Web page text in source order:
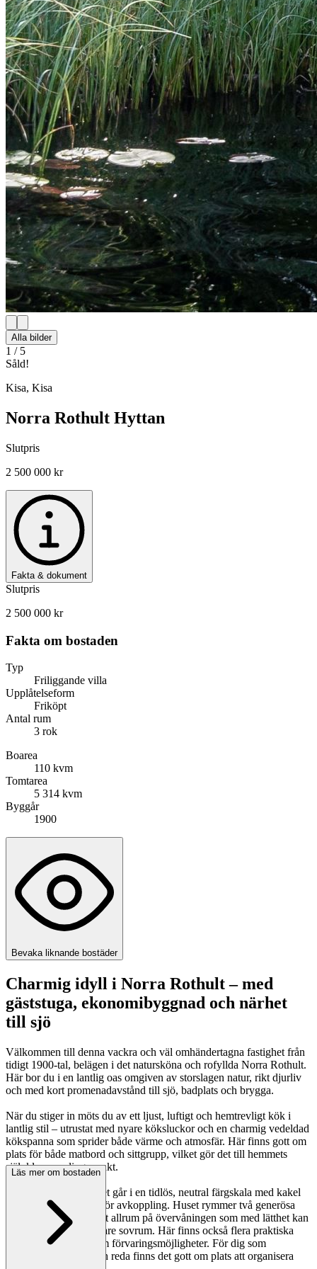
Alla bilder
1 / 5
Såld!
Kisa, Kisa
Norra Rothult Hyttan
Slutpris
2 500 000 kr
Fakta & dokument
Slutpris
2 500 000 kr
Fakta om bostaden
Typ
Friliggande villa
Upplåtelseform
Friköpt
Antal rum
3 rok
Boarea
110 kvm
Tomtarea
5 314 kvm
Byggår
1900
Bevaka liknande bostäder
Charmig idyll i Norra Rothult – med
gäststuga, ekonomibyggnad och närhet
till sjö
Välkommen till denna vackra och väl omhändertagna fastighet från
tidigt 1900-tal, belägen i det natursköna och rofyllda Norra Rothult.
Här bor du i en lantlig oas omgiven av storslagen natur, rikt djurliv
och med kort promenadavstånd till sjö, badplats och brygga.
När du stiger in möts du av ett ljust, luftigt och hemtrevligt kök i
lantlig stil – utrustat med nyare köksluckor och en charmig vedeldad
kökspanna som sprider både värme och atmosfär. Här finns gott om
plats för både matbord och sittgrupp, vilket gör det till hemmets
självklara samlingspunkt.
Det fräscha badrummet går i en tidlös, neutral färgskala med kakel
och klinker – perfekt för avkoppling. Huset rymmer två generösa
sovrum samt ett mysigt allrum på övervåningen som med lätthet kan
användas som ytterligare sovrum. Här finns också flera praktiska
kattvindar med gott om förvaringsmöjligheter. För dig som
uppskattar ordning och reda finns det gott om plats att organisera
Läs mer om bostaden